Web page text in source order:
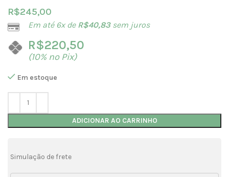
R$245,00
Em até 6x de R$40,83sem juros
R$220,50
(10% no Pix)
Em estoque
ADICIONAR AO CARRINHO
Simulação de frete